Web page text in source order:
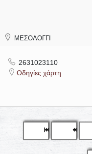
ΜΕΣΟΛΟΓΓΙ
2631023110
Οδηγίες χάρτη